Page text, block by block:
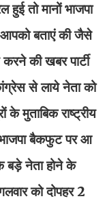
हुई तो मानों भाजपा
बताएं की जैसे
की खबर पार्टी
से लाये नेता को
मुताबिक राष्ट्रीय
बैकफुट पर आ
नेता होने के
को दोपहर 2